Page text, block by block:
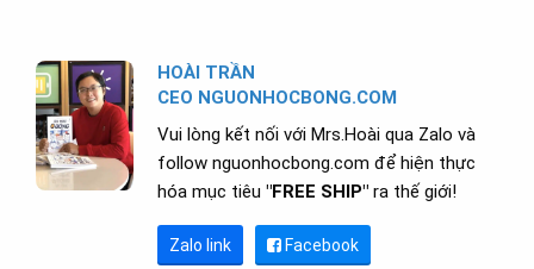
HOÀI TRẦN
CEO NGUONHOCBONG.COM
Vui lòng kết nối với Mrs.Hoài qua Zalo và
follow nguonhocbong.com để hiện thực
hóa mục tiêu "FREE SHIP" ra thế giới!
Zalo link Facebook